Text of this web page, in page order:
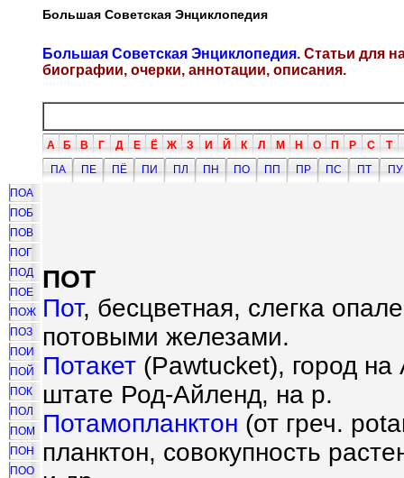
Большая Советская Энциклопедия
Большая Советская Энциклопедия. Статьи для
биографии, очерки, аннотации, описания.
А Б В Г Д Е Ё Ж З И Й К Л М Н О П Р С Т
ПА
ПЕ ПЁ ПИ ПЛ ПН ПО ПП ПР ПС ПТ
ПУ
ПОА
ПОБ
ПОВ
ПОГ
ПОД
ПОЕ
ПОЖ
ПОЗ
ПОИ
ПОЙ
ПОК
ПОЛ
ПОМ
ПОН
ПОО
ПОТ
Пот, бесцветная, слегка
потовыми железами.
Потакет (Pawtucket), город
штате Род-Айленд, на р.
Потамопланктон (от греч.
планктон, совокупность